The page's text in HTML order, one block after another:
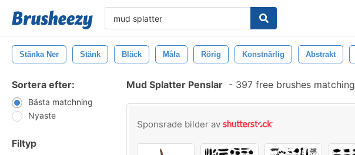
Stänka Ner Stänk Bläck Måla Rörig Konstnärlig Abstrakt
Sortera efter:
Bästa matchning
Nyaste
Filtyp
Mud Splatter Penslar - 397 free brushes matching
Sponsrade bilder av